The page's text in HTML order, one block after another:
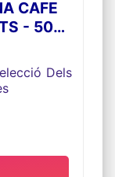
5,5 gr. amb
en
contenidor
amb cos i
CAFE
- 50